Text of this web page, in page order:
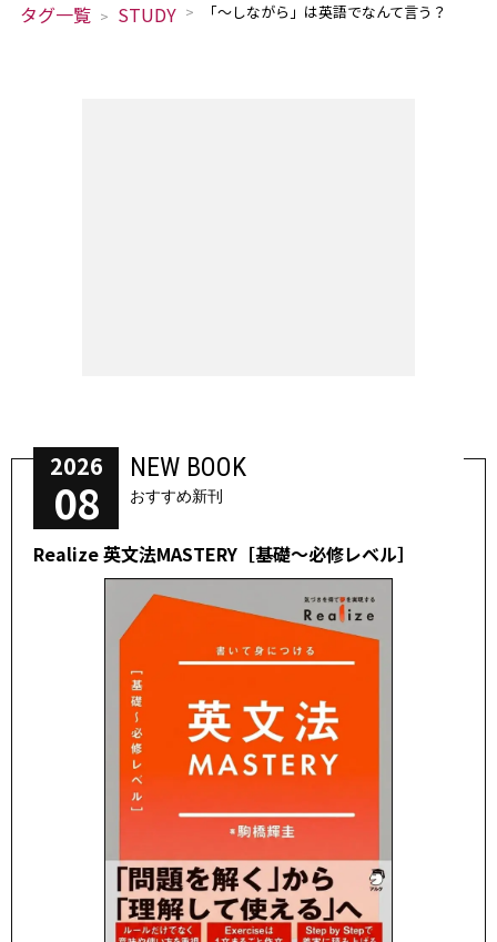
タグ一覧 STUDY 「～しながら」は英語でなんて言う？
2026
08
NEW BOOK
おすすめ新刊
Realize 英文法MASTERY［基礎～必修レベル］